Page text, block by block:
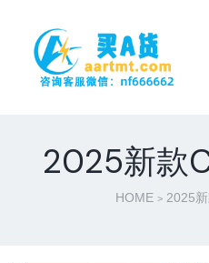
2025新款
HOME > 2025